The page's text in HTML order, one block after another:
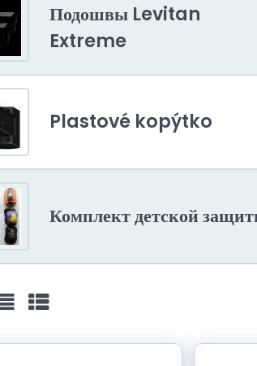
Подошвы Levitan
Extreme
Plastové kopýtko
Комплект детской